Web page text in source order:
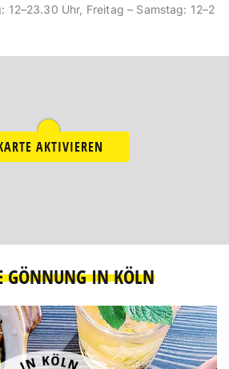
12–23.30 Uhr, Freitag – Samstag: 12–2
AKTIVIEREN
GÖNNUNG IN KÖLN